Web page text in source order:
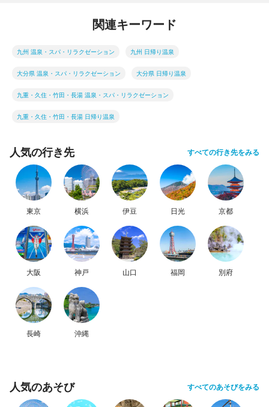
関連キーワード
九州 温泉・スパ・リラクゼーション 九州 日帰り温泉
大分県 温泉・スパ・リラクゼーション 大分県 日帰り温泉
九重・久住・竹田・長湯 温泉・スパ・リラクゼーション
九重・久住・竹田・長湯 日帰り温泉
人気の行き先 すべての行き先をみる
東京 横浜 伊豆 日光 京都
大阪 神戸 山口 福岡 別府
長崎 沖縄
人気のあそび すべてのあそびをみる